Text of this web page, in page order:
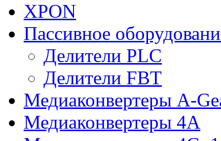
XPON
Пассивное
Делители PLC
Делители FBT
Медиаконвертеры A-
Медиаконвертеры 4A